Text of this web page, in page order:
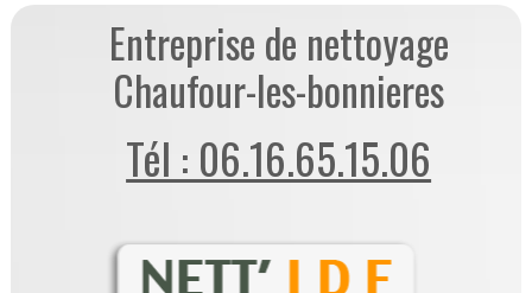
Entreprise de nettoyage
Chaufour-les-bonnieres
Tél : 06.16.65.15.06